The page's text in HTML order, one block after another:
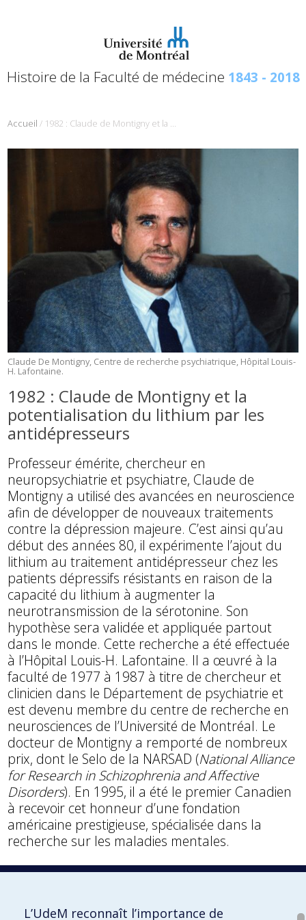
Histoire de la Faculté de médecine 1843 - 2018
Accueil / 1982 : Claude de Montigny et la potentialisation du lithium par les antidépresseurs
Claude De Montigny, Centre de recherche psychiatrique, Hôpital Louis-
H. Lafontaine.
1982 : Claude de Montigny et la
potentialisation du lithium par les
antidépresseurs
Professeur émérite, chercheur en
neuropsychiatrie et psychiatre, Claude de
Montigny a utilisé des avancées en neuroscience
afin de développer de nouveaux traitements
contre la dépression majeure. C’est ainsi qu’au
début des années 80, il expérimente l’ajout du
lithium au traitement antidépresseur chez les
patients dépressifs résistants en raison de la
capacité du lithium à augmenter la
neurotransmission de la sérotonine. Son
hypothèse sera validée et appliquée partout
dans le monde. Cette recherche a été effectuée
à l’Hôpital Louis-H. Lafontaine. Il a œuvré à la
faculté de 1977 à 1987 à titre de chercheur et
clinicien dans le Département de psychiatrie et
est devenu membre du centre de recherche en
neurosciences de l’Université de Montréal. Le
docteur de Montigny a remporté de nombreux
prix, dont le Selo de la NARSAD (National Alliance
for Research in Schizophrenia and Affective
Disorders). En 1995, il a été le premier Canadien
à recevoir cet honneur d’une fondation
américaine prestigieuse, spécialisée dans la
recherche sur les maladies mentales.
1978 1984
L’UdeM reconnaît l’importance de